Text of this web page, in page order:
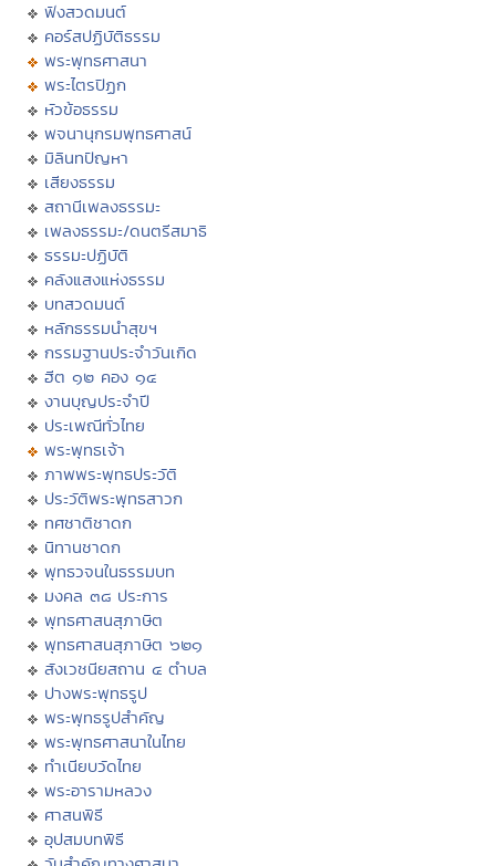
ฟังสวดมนต์
คอร์สปฏิบัติธรรม
พระพุทธศาสนา
พระไตรปิฏก
หัวข้อธรรม
พจนานุกรมพุทธศาสน์
มิลินทปัญหา
เสียงธรรม
สถานีเพลงธรรมะ
เพลงธรรมะ/ดนตรีสมาธิ
ธรรมะปฏิบัติ
คลังแสงแห่งธรรม
บทสวดมนต์
หลักธรรมนำสุขฯ
กรรมฐานประจำวันเกิด
ฮีต ๑๒ คอง ๑๔
งานบุญประจำปี
ประเพณีทั่วไทย
พระพุทธเจ้า
ภาพพระพุทธประวัติ
ประวัติพระพุทธสาวก
ทศชาติชาดก
นิทานชาดก
พุทธวจนในธรรมบท
มงคล ๓๘ ประการ
พุทธศาสนสุภาษิต
พุทธศาสนสุภาษิต ๖๒๑
สังเวชนียสถาน ๔ ตำบล
ปางพระพุทธรูป
พระพุทธรูปสำคัญ
พระพุทธศาสนาในไทย
ทำเนียบวัดไทย
พระอารามหลวง
ศาสนพิธี
อุปสมบทพิธี